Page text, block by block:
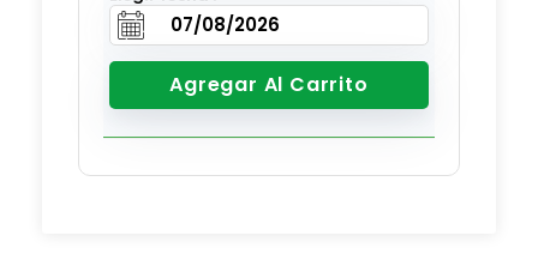
Agregar Al Carrito